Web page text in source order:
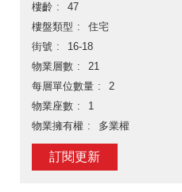
樓齡
47
樓盤類型
住宅
街號
16-18
物業層數
21
每層單位數量
2
物業座數
1
物業擁有權
多業權
訂閱更新